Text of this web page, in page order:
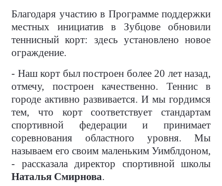
Благодаря участию в Программе поддержки
местных инициатив в Зубцове обновили
теннисный корт: здесь установлено новое
ограждение.
- Наш корт был построен более 20 лет назад,
отмечу, построен качественно. Теннис в
городе активно развивается. И мы гордимся
тем, что корт соответствует стандартам
спортивной федерации и принимает
соревнования областного уровня. Мы
называем его своим маленьким Уимблдоном,
- рассказала директор спортивной школы
Наталья Смирнова.